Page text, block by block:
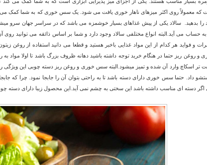
که معمولاً روی اکثر میزهای ناهار خوری یافت می شود. یک سس خوری که به شما کمک می
را بدهید. سالاد یکی از پیش غذاهای بسیار خوشمزه می باشد که در سراسر جهان سرو
به حساب می آید.البته انواع مختلفی سالاد وجود دارد و شما بر اساس ذائقه می توانید روی
و فواید هر کدام از این مواد غذایی باخبر هستید و قطعا می دانید استفاده از روغن
و روغن ریز حتما در هنگام خرید توجه داشته باشید دهانه ظروف بزرگ باشد تا اولا مواد
تر اسکاچ وارد آن شده و تمیز میشود.البته سس خوری و روغن ریز دسته چوبی این ویژگی را
داد. حتما سس خوری دارای دسته باشد تا به راحتی بتوان آن را جابجا نمود. چرا که
اگر دسته ای مناسب داشته باشد این سختی به چشم نمی آید.این محصول زیبا دارای دسته